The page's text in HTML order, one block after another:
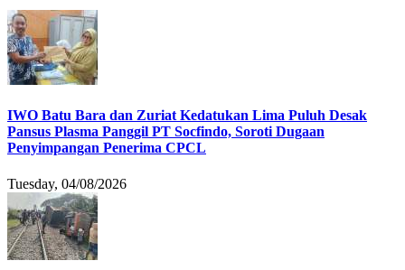
IWO Batu Bara dan Zuriat Kedatukan Lima Puluh Desak
Pansus Plasma Panggil PT Socfindo, Soroti Dugaan
Penyimpangan Penerima CPCL
Tuesday, 04/08/2026